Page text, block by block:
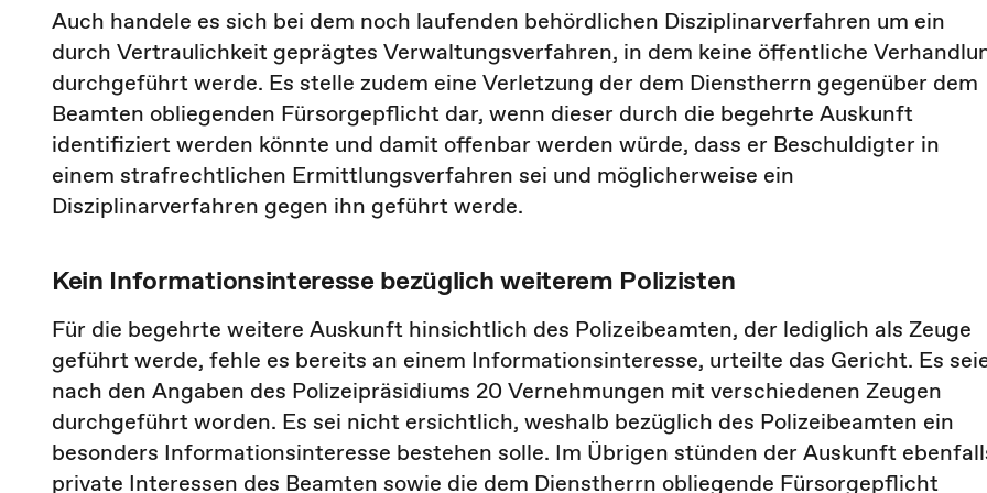
Auch handele es sich bei dem noch laufenden behördlichen Disziplinarverfahren um ein
durch Vertraulichkeit geprägtes Verwaltungsverfahren, in dem keine öffentliche
durchgeführt werde. Es stelle zudem eine Verletzung der dem Dienstherrn gegenüber dem
Beamten obliegenden Fürsorgepflicht dar, wenn dieser durch die begehrte Auskunft
identifiziert werden könnte und damit offenbar werden würde, dass er Beschuldigter in
einem strafrechtlichen Ermittlungsverfahren sei und möglicherweise ein
Disziplinarverfahren gegen ihn geführt werde.
Kein Informationsinteresse bezüglich weiterem Polizisten
Für die begehrte weitere Auskunft hinsichtlich des Polizeibeamten, der lediglich als Zeuge
geführt werde, fehle es bereits an einem Informationsinteresse, urteilte das Gericht. Es
nach den Angaben des Polizeipräsidiums 20 Vernehmungen mit verschiedenen Zeugen
durchgeführt worden. Es sei nicht ersichtlich, weshalb bezüglich des Polizeibeamten ein
besonders Informationsinteresse bestehen solle. Im Übrigen stünden der Auskunft
private Interessen des Beamten sowie die dem Dienstherrn obliegende Fürsorgepflicht